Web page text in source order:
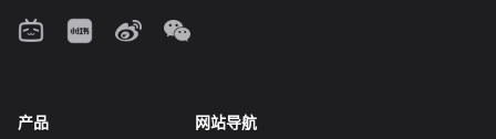
产品 网站导航